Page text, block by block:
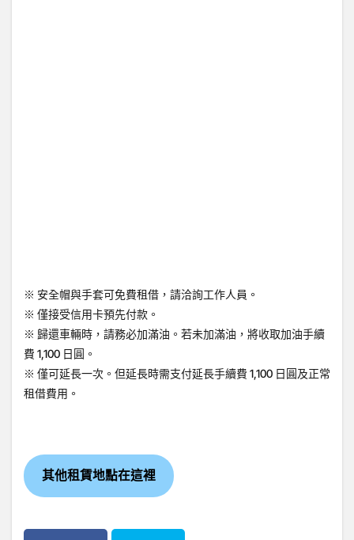
※ 安全帽與手套可免費租借，請洽詢工作人員。
※ 僅接受信用卡預先付款。
※ 歸還車輛時，請務必加滿油。若未加滿油，將收取加油手續
費 1,100 日圓。
※ 僅可延長一次。但延長時需支付延長手續費 1,100 日圓及正常
租借費用。
其他租賃地點在這裡